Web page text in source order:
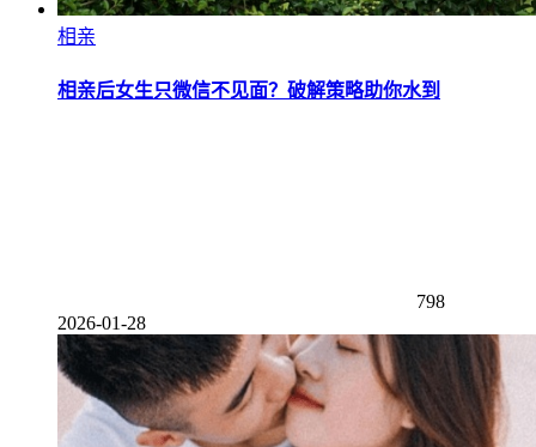
相亲
相亲后女生只微信不见面？破解策略助你水到
798
2026-01-28